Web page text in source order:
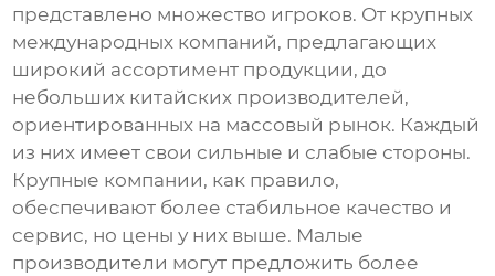
представлено множество игроков. От крупных
международных компаний, предлагающих
широкий ассортимент продукции, до
небольших китайских производителей,
ориентированных на массовый рынок. Каждый
из них имеет свои сильные и слабые стороны.
Крупные компании, как правило,
обеспечивают более стабильное качество и
сервис, но цены у них выше. Малые
производители могут предложить более